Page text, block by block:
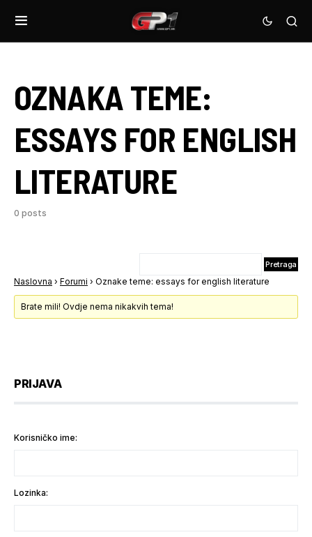
OZNAKA TEME:
ESSAYS FOR ENGLISH
LITERATURE
0 posts
Naslovna › Forumi › Oznake teme: essays for english literature
Brate mili! Ovdje nema nikakvih tema!
PRIJAVA
Korisničko ime:
Lozinka: